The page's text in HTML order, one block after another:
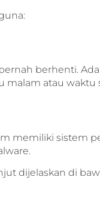
berhenti. Ada
malam atau waktu
memiliki sistem
dijelaskan di